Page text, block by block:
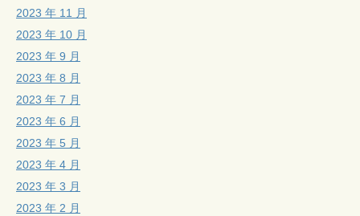
2023 年 11 月
2023 年 10 月
2023 年 9 月
2023 年 8 月
2023 年 7 月
2023 年 6 月
2023 年 5 月
2023 年 4 月
2023 年 3 月
2023 年 2 月